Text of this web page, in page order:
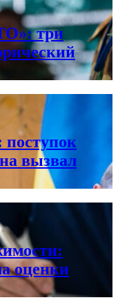
три
вызвал
оценки